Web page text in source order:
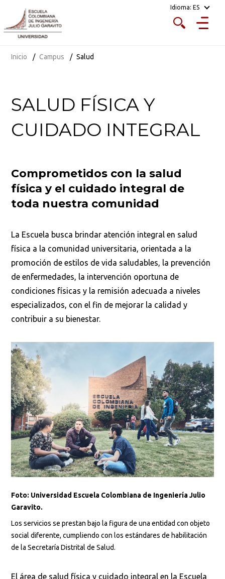
Idioma: ES
Inicio Campus Salud
SALUD FÍSICA Y
CUIDADO INTEGRAL
Comprometidos con la salud
física y el cuidado integral de
toda nuestra comunidad
La Escuela busca brindar atención integral en salud
física a la comunidad universitaria, orientada a la
promoción de estilos de vida saludables, la prevención
de enfermedades, la intervención oportuna de
condiciones físicas y la remisión adecuada a niveles
especializados, con el fin de mejorar la calidad y
contribuir a su bienestar.
Foto: Universidad Escuela Colombiana de Ingeniería Julio
Garavito.
Los servicios se prestan bajo la figura de una entidad con objeto
social diferente, cumpliendo con los estándares de habilitación
de la Secretaría Distrital de Salud.
El área de salud física y cuidado integral en la Escuela